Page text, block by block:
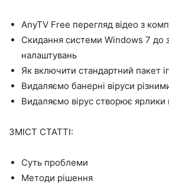
AnyTV Free перегляд відео з
Скидання системи Windows 7 до
налаштувань
Як включити стандартний пакет
Видаляємо банерні віруси
Видаляємо вірус створює ярлики
ЗМІСТ СТАТТІ:
Суть проблеми
Методи рішення